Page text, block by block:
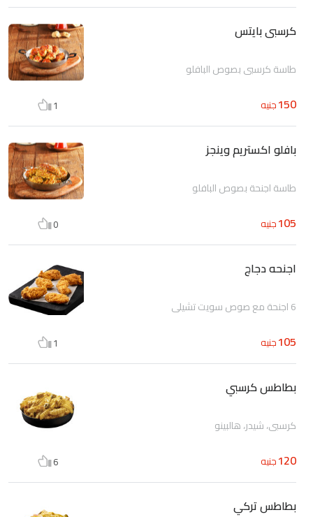
كرسبى بايتس
طاسة كرسبي بصوص البافلو
150جنيه 1
بافلو اكستريم وينجز
طاسة اجنحة بصوص البافلو
105جنيه 0
اجنحه دجاج
6 اجنحة مع صوص سويت تشيلي
105جنيه 1
بطاطس كرسبي
كرسبي، شيدر، هالبينو
120جنيه 6
بطاطس تركي